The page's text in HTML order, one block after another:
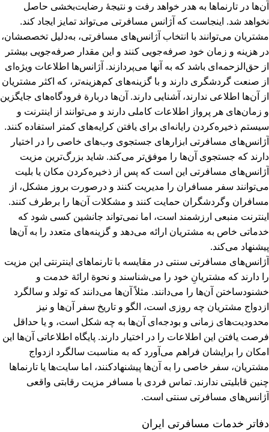
آن‌ها در تارنما‌ها به هدر خواهد رفت و نتیجۀ رضایت‌بخشی حاصل
نخواهد شد. اینجاست که آژانس مسافرتی می‌تواند تمایز ایجاد کند.
مشتریان می‌توانند با انتخاب آژانس‌های مسافرتی، به‌دلیل تخصصشان،
در هزینه و زمان خود صرفه‌جویی کنند و این مقدار صرفه‌جویی بیشتر
از حق‌الزحمه‌ای‌ باشد که به آنها می‌پردازند. آژانس‌ها اطلاعات ویژه‌ای
از صنعت گردشگری دارند و با گزینه‌های کم‌هزینه‌تر، که اکثر مشتریان
از آن‌ها اطلاعی ندارند، آشنایی دارند. آن‌ها دربارة فرودگاه‌های جایگزین
و زمان‌های هر پرواز اطلاعات کاملی دارند و می‌توانند از اینترنت و
سیستم ذخیره‌کردن رایانه‌ای برای یافتن کرایه‌های کمتر استفاده کنند.
آژانس‌های مسافرتی ابزارهای جستجوی وب‌های خاصی را در اختیار
دارند که جستجوی آن‌ها را موفق‌تر می‌کند. شاید بزرگ‌ترین مزیت
آژانس‌های مسافرتی ‌این است که پس از ذخیره‌کردن مکان یا بلیت
می‌توانند سفر مسافران را مدیریت کنند و درصورت بروز مشکل، از
مسافران وگردشگران حمایت کنند و مشکلات آن‌ها را برطرف کنند.
اینترنت منبعی ارزشمند است، اما نمی‌تواند جانشین کسی شود که
خدماتی خاص به مشتریان ارائه می‌دهد و گزینه‌های متعدد را به آن‌ها
پیشنهاد می‌کند.
آژانس‌های مسافرتی سنتی در مقایسه با تارنما‌های اینترنتی این مزیت
را دارند که مشتریانِ خود را می‌شناسند و نحوة ارائة خدمت و
خشنود‌ساختن آن‌ها را می‌دانند. مثلاً آن‌ها می‌دانند که تولد و سالگرد
ازدواج مشتریان چه روزی است، الگو و تاریخ سفر آن‌ها و نیز
محدودیت‌های زمانی و بودجه‌ای آن‌ها به چه شکل است، و یا حداقل
فرصت یافتن این اطلاعات را در اختیار دارند. پایگاه اطلاعاتی آن‌ها این
امکان را برایشان فراهم می‌آورد که به مناسبت سالگرد ازدواج
مشتریان، سفر خاصی را به آن‌ها پیشنهادکنند، اما سایت‌ها یا تارنماها
چنین قابلیتی ندارند. تماس فردی با مسافر مزیت رقابتی واقعی
آژانس‌های مسافرتی سنتی است.
دفاتر خدمات مسافرتی ایران